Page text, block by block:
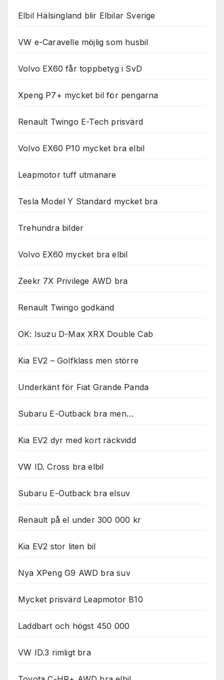
Elbil Hälsingland blir Elbilar Sverige
VW e-Caravelle möjlig som husbil
Volvo EX60 får toppbetyg i SvD
Xpeng P7+ mycket bil för pengarna
Renault Twingo E-Tech prisvärd
Volvo EX60 P10 mycket bra elbil
Leapmotor tuff utmanare
Tesla Model Y Standard mycket bra
Trehundra bilder
Volvo EX60 mycket bra elbil
Zeekr 7X Privilege AWD bra
Renault Twingo godkänd
OK: Isuzu D-Max XRX Double Cab
Kia EV2 – Golfklass men större
Underkänt för Fiat Grande Panda
Subaru E-Outback bra men…
Kia EV2 dyr med kort räckvidd
VW ID. Cross bra elbil
Subaru E-Outback bra elsuv
Renault på el under 300 000 kr
Kia EV2 stor liten bil
Nya XPeng G9 AWD bra suv
Mycket prisvärd Leapmotor B10
Laddbart och högst 450 000
VW ID.3 rimligt bra
Nödvändiga
Dessa kakor
välja bort. De
över huvud
Statistik
kunna
baserat på
chansen att få se
och erbjudanden.